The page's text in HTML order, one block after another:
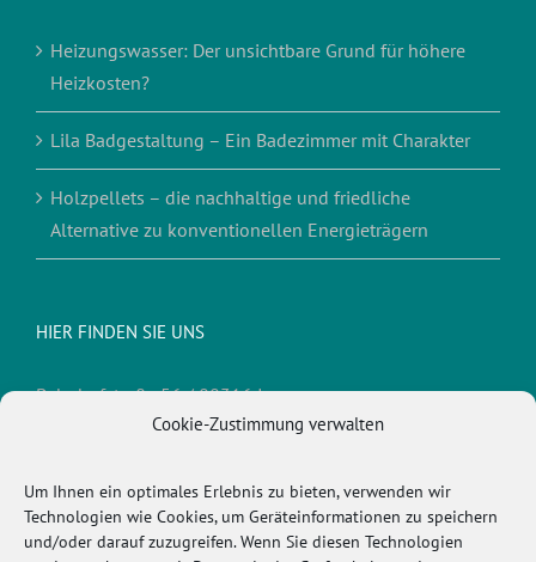
Cookie-Zustimmung verwalten
Um Ihnen ein optimales Erlebnis zu bieten, verwenden wir
Technologien wie Cookies, um Geräteinformationen zu speichern
und/oder darauf zuzugreifen. Wenn Sie diesen Technologien
Heizungswasser: Der unsichtbare Grund für höhere
Heizkosten?
Lila Badgestaltung – Ein Badezimmer mit Charakter
Holzpellets – die nachhaltige und friedliche
Alternative zu konventionellen Energieträgern
HIER FINDEN SIE UNS
Bahnhofstraße 56 / 88316 Isny
0 75 62/93 10 1
E-Mail: info@kimmerle-isny.de